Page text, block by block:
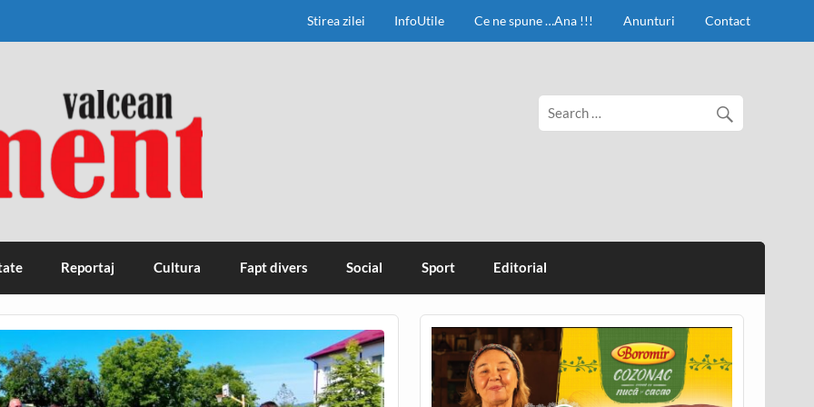
Stirea zilei InfoUtile Ce ne spune …Ana !!! Anunturi Contact
Reportaj Cultura Fapt divers Social Sport Editorial